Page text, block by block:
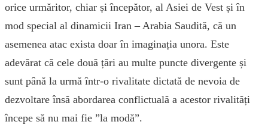
orice urmăritor, chiar și începător, al Asiei de Vest și în
mod special al dinamicii Iran – Arabia Saudită, că un
asemenea atac exista doar în imaginația unora. Este
adevărat că cele două țări au multe puncte divergente și
sunt până la urmă într-o rivalitate dictată de nevoia de
dezvoltare însă abordarea conflictuală a acestor rivalități
începe să nu mai fie ”la modă”.